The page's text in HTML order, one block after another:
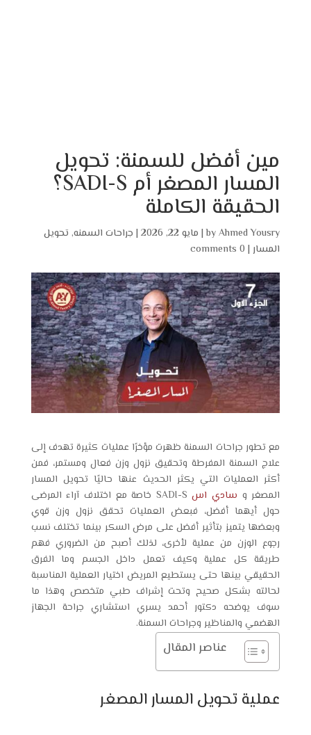
مين أفضل للسمنة: تحويل
المسار المصغر أم SADI-S؟
الحقيقة الكاملة
byAhmed Yousry
| مايو 22, 2026 | جراحات السمنه, تحويل
المسار|
0 comments
مع تطور جراحات السمنة ظهرت مؤخرًا عمليات كثيرة تهدف إلى
علاج السمنة المفرطة وتحقيق نزول وزن فعال ومستمر، فمن
أكثر العمليات التي يكثر الحديث عنها حاليًا تحويل المسار
المصغر و سادي اس
SADI-S خاصة مع اختلاف آراء المرضى
حول أيهما أفضل، فبعض العمليات تحقق نزول وزن قوي
وبعضها يتميز بتأثير أفضل على مرض السكر بينما تختلف نسب
رجوع الوزن من عملية لأخرى، لذلك أصبح من الضروري فهم
طريقة كل عملية وكيف تعمل داخل الجسم وما الفرق
الحقيقي بينها حتى يستطيع المريض اختيار العملية المناسبة
لحالته بشكل صحيح وتحت إشراف طبي متخصص وهذا ما
سوف يوضحه دكتور أحمد يسري استشاري جراحة الجهاز
الهضمي والمناظير وجراحات السمنة.
عناصر المقال
عملية تحويل المسار المصغر